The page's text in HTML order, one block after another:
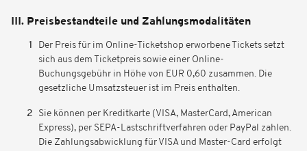
III. Preisbestandteile und Zahlungsmodalitäten
Der Preis für im Online-Ticketshop erworbene Tickets setzt
sich aus dem Ticketpreis sowie einer Online-
Buchungsgebühr in Höhe von EUR 0,60 zusammen. Die
gesetzliche Umsatzsteuer ist im Preis enthalten.
Sie können per Kreditkarte (VISA, MasterCard, American
Express), per SEPA-Lastschriftverfahren oder PayPal zahlen.
Die Zahlungsabwicklung für VISA und Master-Card erfolgt